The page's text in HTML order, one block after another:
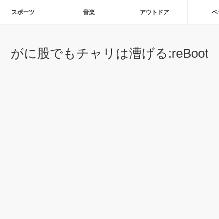
スポーツ 音楽 アウトドア ペ
がに股でもチャリは漕げる:reBoot